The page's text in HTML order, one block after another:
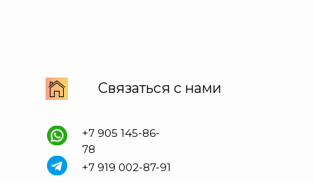
Связаться с нами
+7 905 145-86-
78
+7 919 002-87-91